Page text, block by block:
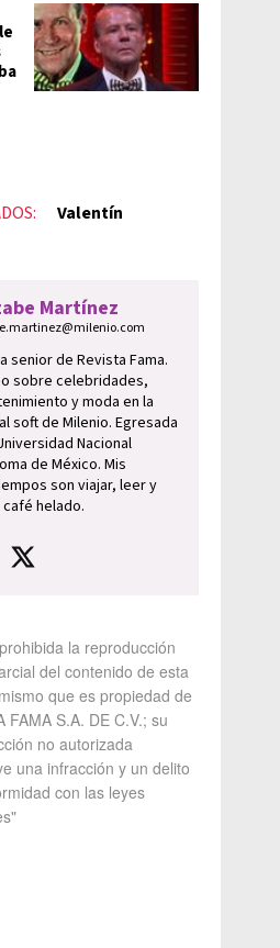
Valentín
Martínez
senior de Revista Fama.
sobre celebridades,
y moda en la
soft de Milenio. Egresada
Nacional
de México. Mis
son viajar, leer y
helado.
la reproducción
del contenido de esta
que es propiedad de
FAMA S.A. DE C.V.; su
no autorizada
una infracción y un delito
con las leyes